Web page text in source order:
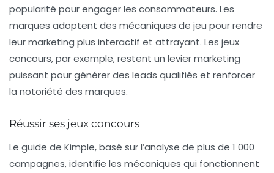
popularité pour engager les consommateurs. Les
marques adoptent des mécaniques de jeu pour rendre
leur marketing plus interactif et attrayant. Les jeux
concours, par exemple, restent un levier marketing
puissant pour générer des leads qualifiés et renforcer
la notoriété des marques.
Réussir ses jeux concours
Le guide de Kimple, basé sur l’analyse de plus de 1 000
campagnes, identifie les mécaniques qui fonctionnent